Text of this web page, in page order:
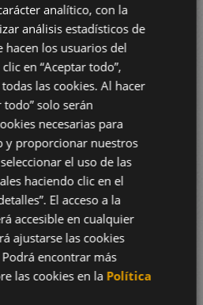
analítico, con la
análisis estadísticos de
hacen los usuarios del
en “Aceptar todo”,
las cookies. Al hacer
todo” solo serán
necesarias para
y proporcionar nuestros
el uso de las
haciendo clic en el
El acceso a la
accesible en cualquier
ajustarse las cookies
encontrar más
las cookies en la Política